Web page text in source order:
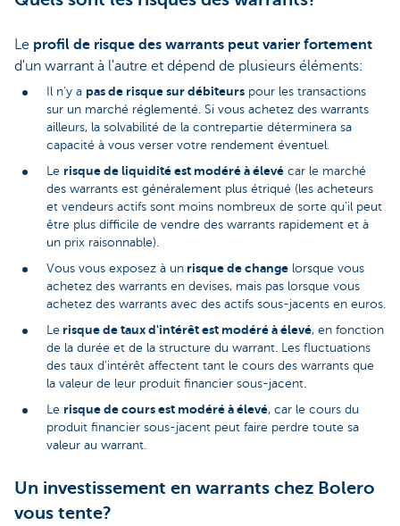
Le profil de risque des warrants peut varier fortement
d'un warrant à l'autre et dépend de plusieurs éléments:
Il n'y a pas de risque sur débiteurs pour les transactions
sur un marché réglementé. Si vous achetez des warrants
ailleurs, la solvabilité de la contrepartie déterminera sa
capacité à vous verser votre rendement éventuel.
Le risque de liquidité est modéré à élevé car le marché
des warrants est généralement plus étriqué (les acheteurs
et vendeurs actifs sont moins nombreux de sorte qu’il peut
être plus difficile de vendre des warrants rapidement et à
un prix raisonnable).
Vous vous exposez à un risque de change lorsque vous
achetez des warrants en devises, mais pas lorsque vous
achetez des warrants avec des actifs sous-jacents en euros.
Le risque de taux d'intérêt est modéré à élevé, en fonction
de la durée et de la structure du warrant. Les fluctuations
des taux d'intérêt affectent tant le cours des warrants que
la valeur de leur produit financier sous-jacent.
Le risque de cours est modéré à élevé, car le cours du
produit financier sous-jacent peut faire perdre toute sa
valeur au warrant.
Un investissement en warrants chez Bolero
vous tente?